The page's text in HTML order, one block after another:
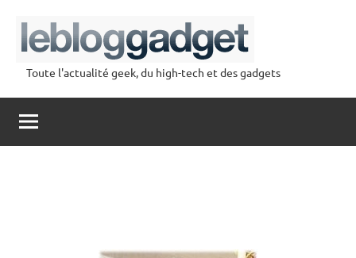
contenu
lebloggadget
Toute l'actualité geek, du high-tech et des gadgets